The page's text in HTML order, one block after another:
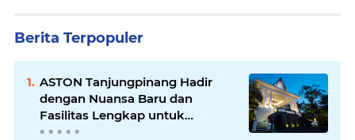
Berita Terpopuler
ASTON Tanjungpinang Hadir
dengan Nuansa Baru dan
Fasilitas Lengkap untuk
Kenyamanan Tamu